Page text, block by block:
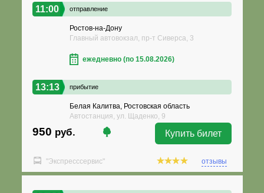
11:00 отправление
Ростов-на-Дону
Главный автовокзал, пр-т Сиверса, 3
ежедневно (по 15.08.2026)
13:13 прибытие
Белая Калитва, Ростовская область
Автостанция, ул. Щаденко, 9
950 руб. Купить билет
"Экспресссервис" отзывы